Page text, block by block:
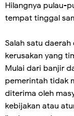
Hilangnya pulau-
tempat tinggal
Salah satu
kerusakan yang
Mulai dari banjir
pemerintah tidak
diterima oleh
kebijakan atau